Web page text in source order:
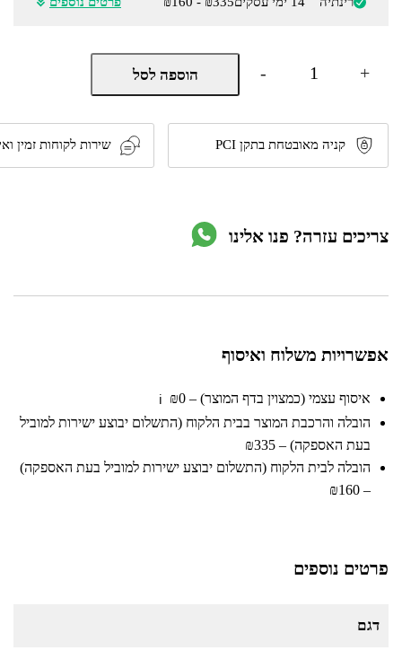
-
כמות
ארון
לחדרי
שירות
ומטבחים
דגם
Double
+ הוספה לסל
קניה מאובטחת בתקן PCI שירות לקוחות זמין
צריכים עזרה? פנו אלינו
אפשרויות משלוח ואיסוף
איסוף עצמי (כמצוין בדף המוצר) – ₪0 ℹ️
הובלה והרכבת המוצר בבית הלקוח (התשלום יבוצע ישירות למוביל
בעת האספקה) – ₪335
הובלה לבית הלקוח (התשלום יבוצע ישירות למוביל בעת האספקה)
– ₪160
פרטים נוספים
דגם